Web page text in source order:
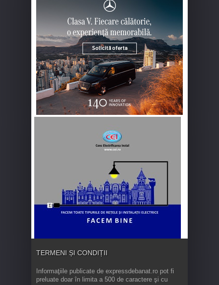
TERMENI ȘI CONDIȚII
Informaţiile publicate de expressdebanat.ro pot fi
preluate doar în limita a 500 de caractere şi cu